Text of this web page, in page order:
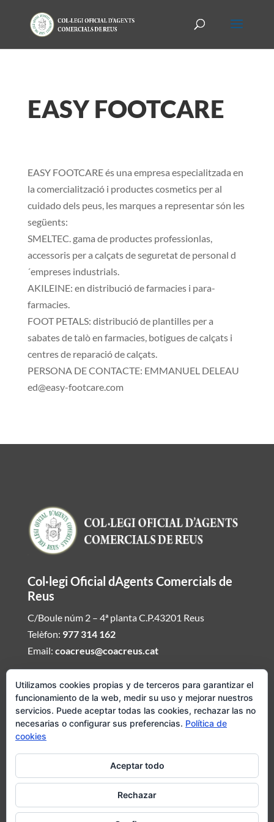
EASY FOOTCARE
EASY FOOTCARE és una empresa especialitzada en
la comercialització i productes cosmetics per al
cuidado dels peus, les marques a representar són les
següents:
SMELTEC. gama de productes professionlas,
accessoris per a calçats de seguretat de personal d
´empreses industrials.
AKILEINE: en distribució de farmacies i para-
farmacies.
FOOT PETALS: distribució de plantilles per a
sabates de talò en farmacies, botigues de calçats i
centres de reparació de calçats.
PERSONA DE CONTACTE: EMMANUEL DELEAU
ed@easy-footcare.com
Col·legi Oficial dAgents Comercials de
Reus
C/Boule núm 2 – 4ª planta C.P.43201 Reus
Telèfon: 977 314 162
Email: coacreus@coacreus.cat
Horari del Col·legi dAgents Comercials
De dilluns a divendres de 16:00h a 19:30h
Si desitjeu ser atesos fora daquest envieu mail demanat hora i
Avís legal|Política de cookies|Política de privadesa
Utilizamos cookies propias y de terceros para garantizar el
funcionamiento de la web, medir su uso y mejorar nuestros
servicios. Puede aceptar todas las cookies, rechazar las no
necesarias o configurar sus preferencias. Política de
cookies
Aceptar todo
Rechazar